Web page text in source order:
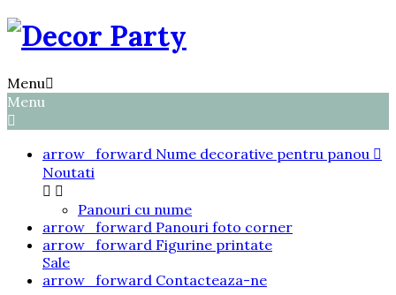
Menu
Menu

arrow_forward Nume decorative pentru panou 
Noutati
 
Panouri cu nume
arrow_forward Panouri foto corner
arrow_forward Figurine printate
Sale
arrow_forward Contacteaza-ne